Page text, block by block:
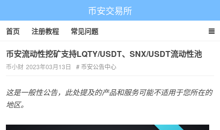
币安交易所
首页 注册教程 常见问题
币安流动性挖矿支持LQTY/USDT、SNX/USDT流动性池
币小财 2023年03月13日 币安公告中心
这是一般性公告，此处提及的产品和服务可能不适用于您所在的
地区。